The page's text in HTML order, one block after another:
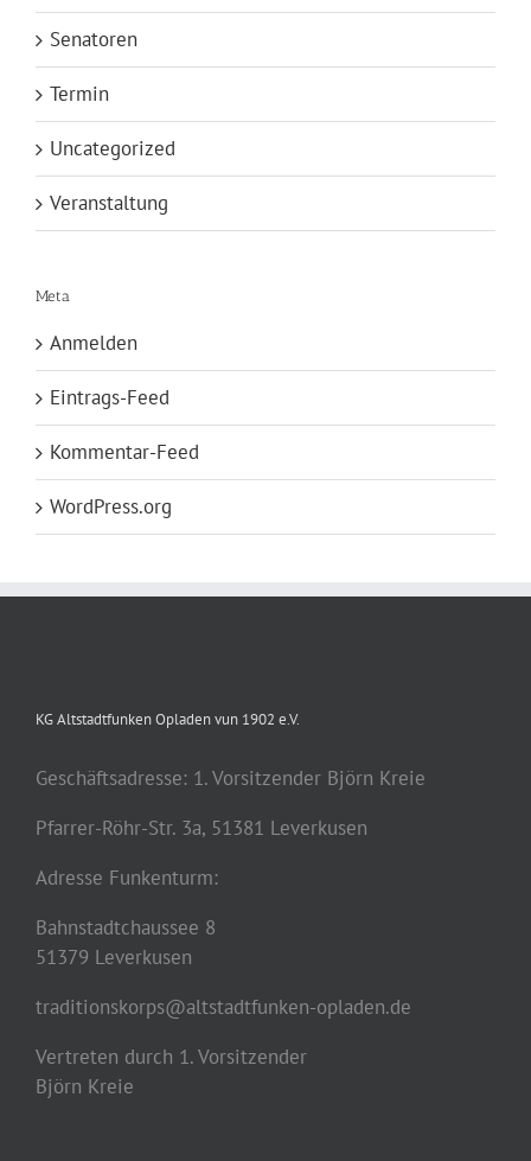
Senatoren
Termin
Uncategorized
Veranstaltung
Meta
Anmelden
Eintrags-Feed
Kommentar-Feed
WordPress.org
KG Altstadtfunken Opladen vun 1902 e.V.
Geschäftsadresse: 1. Vorsitzender Björn Kreie
Pfarrer-Röhr-Str. 3a, 51381 Leverkusen
Adresse Funkenturm:
Bahnstadtchaussee 8
51379 Leverkusen
traditionskorps@altstadtfunken-opladen.de
Vertreten durch 1. Vorsitzender
Björn Kreie